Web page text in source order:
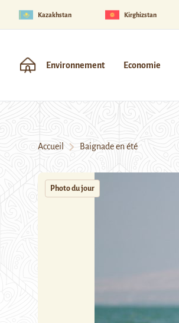
Kazakhstan Kirghizstan
Environnement Economie
Accueil Baignade en été
Photo du jour